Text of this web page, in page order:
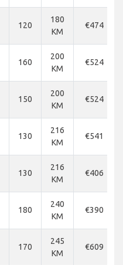
120
180
KM
€474
160
200
KM
€524
150
200
KM
€524
130
216
KM
€541
130
216
KM
€406
180
240
KM
€390
170
245
KM
€609